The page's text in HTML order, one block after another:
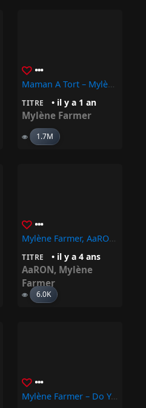
Maman A Tort – Mylène Farmer
TITRE • il y a 1 an
Mylène Farmer
1.7M
Mylène Farmer, AaRON – Rayon Vert (Version Piano Voix)
TITRE • il y a 4 ans
AaRON, Mylène
Farmer
6.0K
Mylène Farmer – Do You Know Who I Am